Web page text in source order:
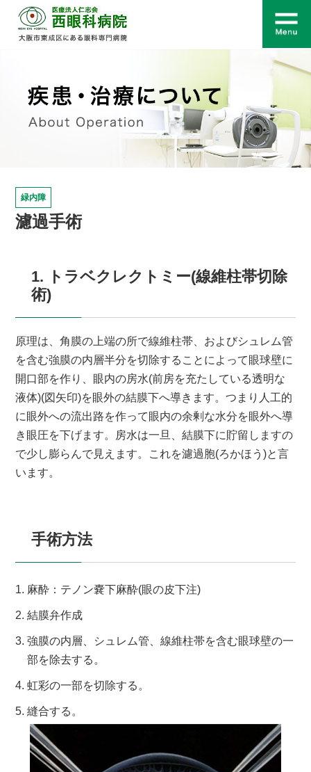
緑内障
濾過手術
1. トラベクレクトミー(線維柱帯切除
術)
原理は、角膜の上端の所で線維柱帯、およびシュレム管
を含む強膜の内層半分を切除することによって眼球壁に
開口部を作り、眼内の房水(前房を充たしている透明な
液体)(図矢印)を眼外の結膜下へ導きます。つまり人工的
に眼外への流出路を作って眼内の余剰な水分を眼外へ導
き眼圧を下げます。房水は一旦、結膜下に貯留しますの
で少し膨らんで見えます。これを濾過胞(ろかほう)と言
います。
手術方法
1. 麻酔：テノン嚢下麻酔(眼の皮下注)
2. 結膜弁作成
3. 強膜の内層、シュレム管、線維柱帯を含む眼球壁の一
部を除去する。
4. 虹彩の一部を切除する。
5. 縫合する。